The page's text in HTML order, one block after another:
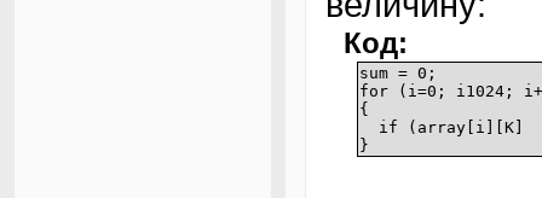
Код:
sum = 0;
for (i=0; i1024;
{
if (array[i][K]
}